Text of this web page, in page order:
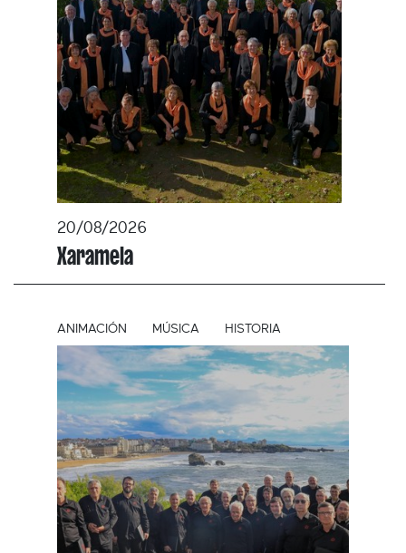
20/08/2026
Xaramela
ANIMACIÓN MÚSICA HISTORIA